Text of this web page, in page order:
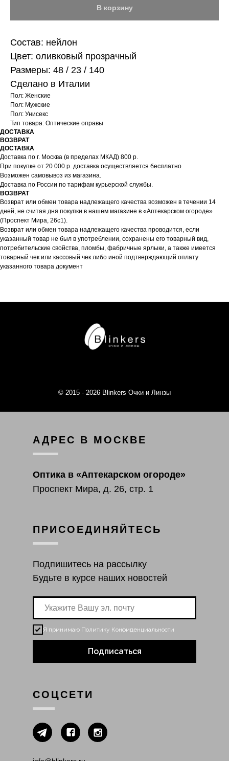
В корзину
Состав: нейлон
Цвет: оливковый прозрачный
Размеры: 48 / 23 / 140
Сделано в Италии
Пол: Женские
Пол: Мужские
Пол: Унисекс
Тип товара: Оптические оправы
ДОСТАВКА
ВОЗВРАТ
ДОСТАВКА
Доставка по г. Москва (в пределах МКАД) 800 р.
При покупке от 20 000 р. доставка осуществляется бесплатно
Возможен самовывоз из магазина.
Доставка по России по тарифам курьерской службы.
ВОЗВРАТ
Возврат или обмен товара надлежащего качества возможен в течении 14
дней, не считая дня покупки в нашем магазине в «Аптекарском огороде»
(Проспект Мира, 26с1).
Возврат или обмен товара надлежащего качества проводится, если
указанный товар не был в употреблении, сохранены его товарный вид,
потребительские свойства, пломбы, фабричные ярлыки, а также имеется
товарный чек или кассовый чек либо иной подтверждающий оплату
указанного товара документ
© 2015 - 2026 Blinkers Очки и Линзы
АДРЕС В МОСКВЕ
ПРИСОЕДИНЯЙТЕСЬ
СОЦСЕТИ
Оптика в «Аптекарском огороде»
Проспект Мира, д. 26, стр. 1
Подпишитесь на рассылку
Будьте в курсе наших новостей
Я принимаю Политику Конфиденциальности
Подписаться